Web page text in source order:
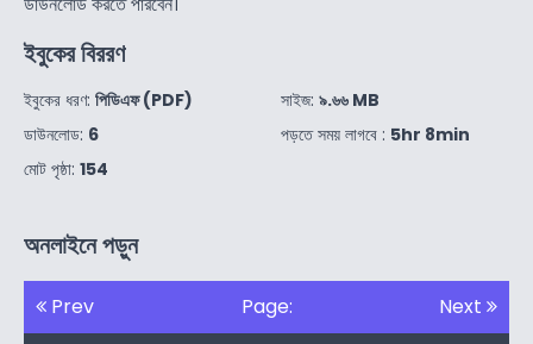
ইবুকের বিররণ
ইবুকের ধরণ: পিডিএফ (PDF)
ডাউনলোড: 6
মোট পৃষ্ঠা: 154
সাইজ: ৯.৬৬ MB
পড়তে সময় লাগবে : 5hr 8min
অনলাইনে পড়ুন
Prev Page: Next